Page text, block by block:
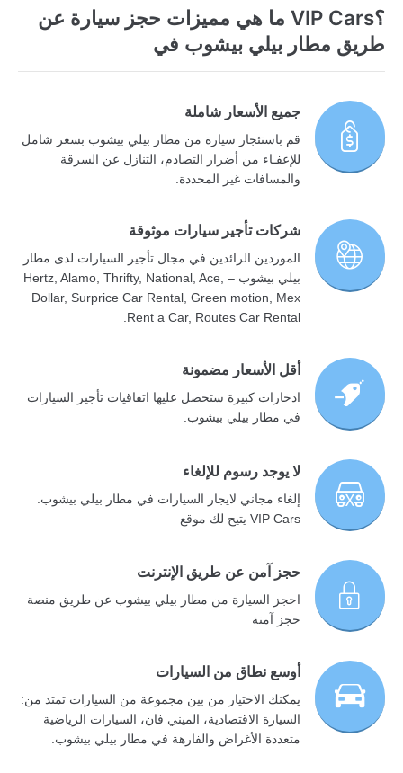
؟VIP Cars ما هي مميزات حجز سيارة عن
طريق مطار بيلي بيشوب في
جميع الأسعار شاملة
قم باستئجار سيارة من مطار بيلي بيشوب بسعر شامل
للإعفـاء من أضرار التصادم، التنازل عن السرقة
والمسافات غير المحددة.
شركات تأجير سيارات موثوقة
الموردين الرائدين في مجال تأجير السيارات لدى مطار
بيلي بيشوب – Hertz, Alamo, Thrifty, National, Ace,
Dollar, Surprice Car Rental, Green motion, Mex
Rent a Car, Routes Car Rental.
أقل الأسعار مضمونة
ادخارات كبيرة ستحصل عليها اتفاقيات تأجير السيارات
في مطار بيلي بيشوب.
لا يوجد رسوم للإلغاء
إلغاء مجاني لايجار السيارات في مطار بيلي بيشوب.
VIP Cars يتيح لك موقع
حجز آمن عن طريق الإنترنت
احجز السيارة من مطار بيلي بيشوب عن طريق منصة
حجز آمنة
أوسع نطاق من السيارات
يمكنك الاختيار من بين مجموعة من السيارات تمتد من:
السيارة الاقتصادية، الميني فان، السيارات الرياضية
متعددة الأغراض والفارهة في مطار بيلي بيشوب.